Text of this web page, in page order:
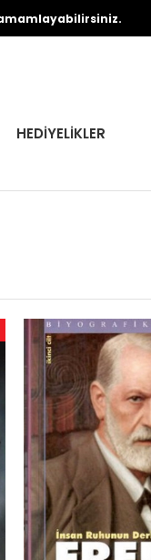
HEDİYELİKLER